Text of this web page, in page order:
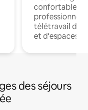
confortables
professionnels
télétravail
et d'espaces
des séjours